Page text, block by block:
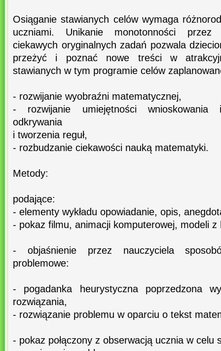
Osiąganie stawianych celów wymaga
uczniami. Unikanie monotonności przez
ciekawych oryginalnych zadań pozwala
przeżyć i poznać nowe treści w
stawianych w tym programie celów
- rozwijanie wyobraźni matematycznej,
- rozwijanie umiejętności wnioskowania
odkrywania
i tworzenia reguł,
- rozbudzanie ciekawości nauką matematyki.
Metody:
podające:
- elementy wykładu opowiadanie, opis,
- pokaz filmu, animacji komputerowej, modeli z
- objaśnienie przez nauczyciela
problemowe:
- pogadanka heurystyczna poprzedzona
rozwiązania,
- rozwiązanie problemu w oparciu o tekst
- pokaz połączony z obserwacją ucznia w celu